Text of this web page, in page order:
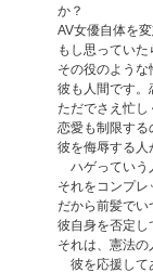
か？
AV女優自体を
もし思ってい
その役のような
彼も人間です。
ただでさえ忙し
恋愛も制限する
彼を侮辱する人
ハゲっていう
それをコンプレ
だから前髪でい
彼自身を否定し
それは、憲法の
彼を応援して